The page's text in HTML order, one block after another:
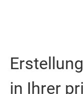
in Ihrer